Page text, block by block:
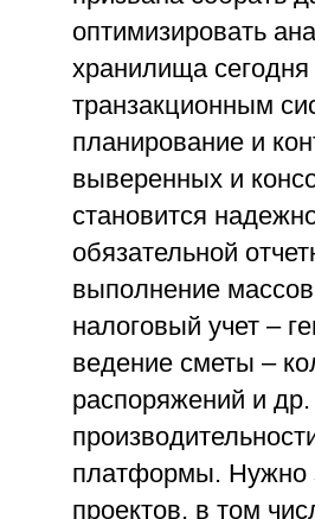
оптимизировать
хранилища
транзакционным
планирование и
выверенных и
становится
обязательной
выполнение
налоговый учет –
ведение сметы –
распоряжений и
платформы. Нужно
проектов, в том